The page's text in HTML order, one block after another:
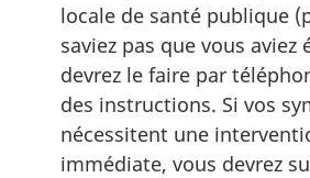
locale de santé publique
saviez pas que vous aviez
devrez le faire par
des instructions. Si vos
nécessitent une
immédiate, vous devrez